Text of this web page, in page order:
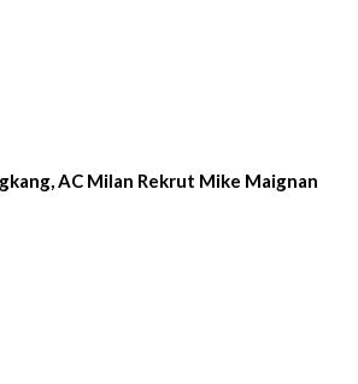
AC Milan Rekrut Mike Maignan